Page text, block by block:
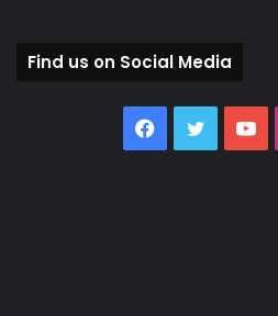
Find us on Social Media
Facebook
Twitter